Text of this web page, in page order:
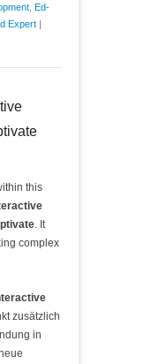
Ed-
Expert |
this
. It
complex
zusätzlich
in